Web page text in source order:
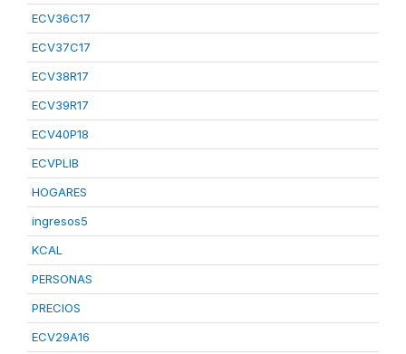
ECV36C17
ECV37C17
ECV38R17
ECV39R17
ECV40P18
ECVPLIB
HOGARES
ingresos5
KCAL
PERSONAS
PRECIOS
ECV29A16